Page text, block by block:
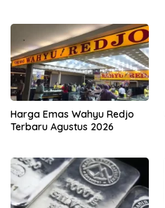
Harga Emas Wahyu Redjo
Terbaru Agustus 2026